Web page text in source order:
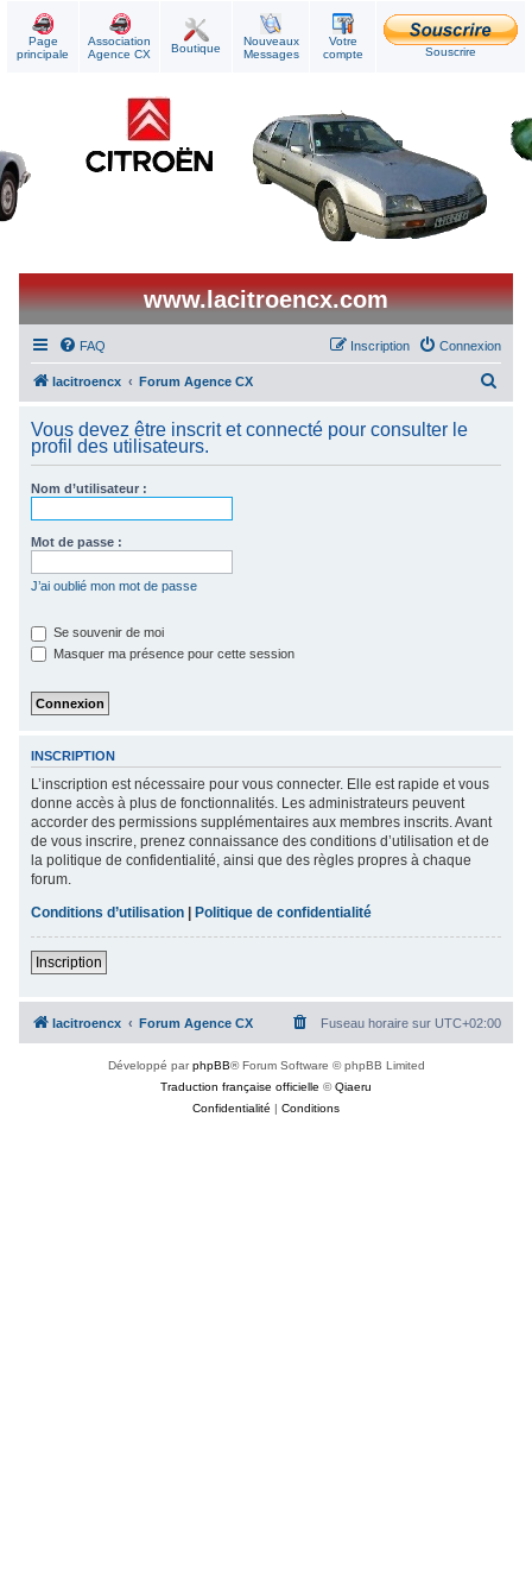
Page
principale
Association
Agence CX
Boutique
Nouveaux
Messages
Votre
compte
Souscrire
www.lacitroencx.com
FAQ Connexion
Inscription
lacitroencx Forum Agence CX
h
Vous devez être inscrit et connecté pour consulter le
profil des utilisateurs.
Nom d’utilisateur :
Mot de passe :
J’ai oublié mon mot de passe
Se souvenir de moi
Masquer ma présence pour cette session
INSCRIPTION
L’inscription est nécessaire pour vous connecter. Elle est rapide et vous
donne accès à plus de fonctionnalités. Les administrateurs peuvent
accorder des permissions supplémentaires aux membres inscrits. Avant
de vous inscrire, prenez connaissance des conditions d’utilisation et de
la politique de confidentialité, ainsi que des règles propres à chaque
forum.
Conditions d’utilisation |Politique de confidentialité
Inscription
lacitroencx Forum Agence CX Fuseau horaire sur UTC+02:00
Développé parphpBB® Forum Software © phpBB Limited
Traduction française officielle ©Qiaeru
Confidentialité | Conditions